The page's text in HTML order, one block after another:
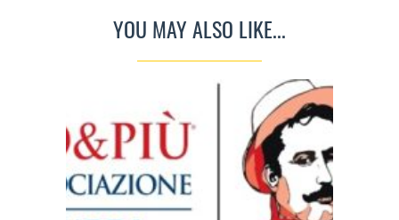
YOU MAY ALSO LIKE...